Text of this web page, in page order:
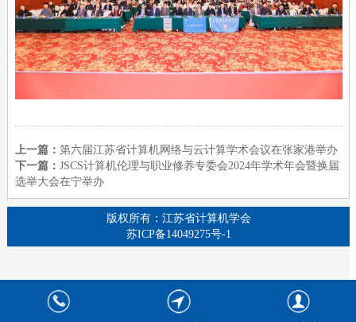
上一篇： 第六届江苏省计算机网络与云计算学术会议在张家港举办
下一篇： JSCS计算机伦理与职业修养专委会2024年学术年会暨换届
选举大会在宁举办
版权所有：江苏省计算机学会
苏ICP备14049275号-1